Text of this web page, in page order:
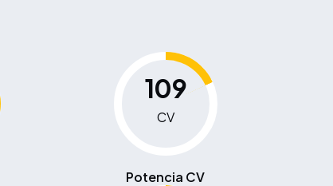
109
CV
Potencia CV